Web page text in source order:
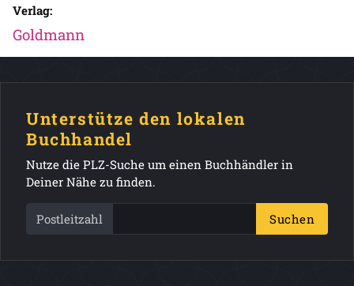
Verlag:
Goldmann
Unterstütze den lokalen
Buchhandel
Nutze die PLZ-Suche um einen Buchhändler in
Deiner Nähe zu finden.
Postleitzahl Suchen